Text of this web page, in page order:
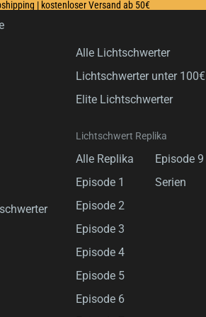
| kostenloser Versand ab 50€
Alle Lichtschwerter
Lichtschwerter unter 100€
Elite Lichtschwerter
Lichtschwert Replika
Alle Replika
Episode 1
Episode 2
Episode 3
Episode 4
Episode 5
Episode 6
Episode 9
Serien